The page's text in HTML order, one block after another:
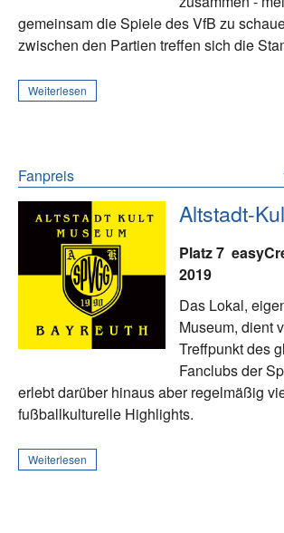
gemeinsam die Spiele des VfB zu
zwischen den Partien treffen sich die
Weiterlesen
Fanpreis
Altstadt-
Platz 7
2019
Das Lokal,
Museum, dient
Treffpunkt des
Fanclubs der
erlebt darüber hinaus aber regelmäßig
fußballkulturelle Highlights.
Weiterlesen